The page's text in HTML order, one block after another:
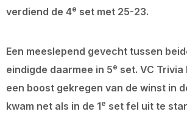
verdiend de 4e set met 25-23.
Een meeslepend gevecht tussen
eindigde daarmee in 5e set. VC
een boost gekregen van de winst in
kwam net als in de 1e set fel uit te